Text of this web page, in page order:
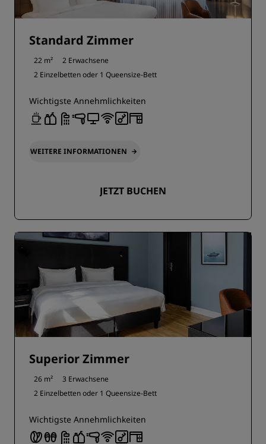
Standard Zimmer
22 m²
2 Erwachsene
2 Einzelbetten oder 1 Queensize-Bett
Wichtigste Annehmlichkeiten
WEITERE INFORMATIONEN
JETZT BUCHEN
Superior Zimmer
26 m²
3 Erwachsene
2 Einzelbetten oder 1 Queensize-Bett
Wichtigste Annehmlichkeiten